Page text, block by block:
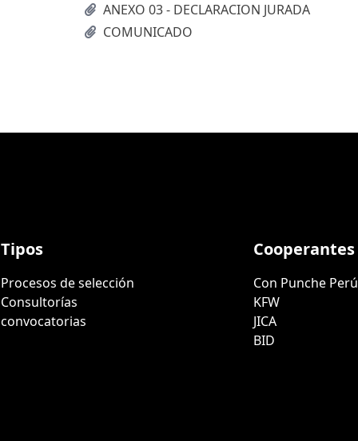
ANEXO 03 - DECLARACION JURADA
COMUNICADO
Tipos
Procesos de selección
Consultorías
convocatorias
Cooperantes
Con Punche Perú
KFW
JICA
BID